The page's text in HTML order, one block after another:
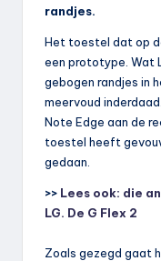
randjes.
Het toestel dat op
een prototype. Wat
gebogen randjes in
meervoud
Note Edge aan de
toestel heeft
gedaan.
>> Lees ook: die
LG. De G Flex 2
Zoals gezegd gaat